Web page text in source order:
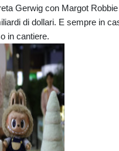
Gerwig con Margot
di dollari. E sempre in
in cantiere.